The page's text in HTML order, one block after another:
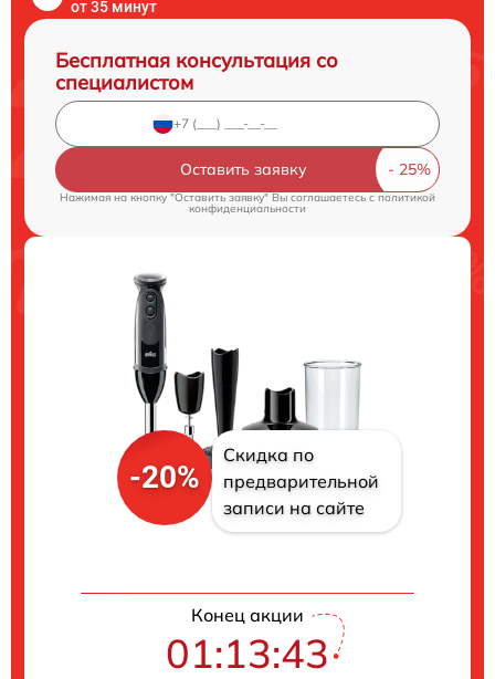
от 35 минут
Бесплатная консультация со
специалистом
Оставить заявку
Нажимая на кнопку "Оставить заявку" Вы соглашаетесь cполитикой
конфиденциальности
-20%
Скидка по
предварительной
записи на сайте
Конец акции
01:13:43